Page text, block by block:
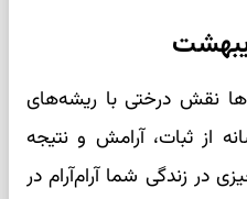
نقش درختی با ریشه‌های
از ثبات، آرامش و نتیجه
در زندگی شما آرام‌آرام در